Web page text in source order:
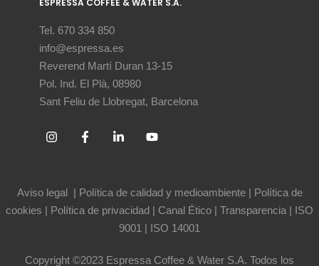
ESPRESSA COFFEE & WATER S.A.
Tel. 670 334 850
info@espressa.es
Reverend Martí Duran 13-15
Pol. Ind. El Plà, 08980
Sant Feliu de Llobregat, Barcelona
Aviso legal | Política de calidad y medioambiente| Política de
cookies | Política de privacidad | Canal Ético | Transparencia | ISO
9001 | ISO 14001
Copyright ©2023 Espressa Coffee & Water S.A. Todos los